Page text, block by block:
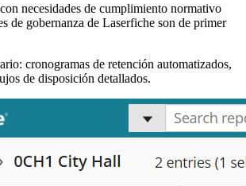
necesidades de cumplimiento normativo
de gobernanza de Laserfiche son de primer
cronogramas de retención automatizados,
de disposición detallados.